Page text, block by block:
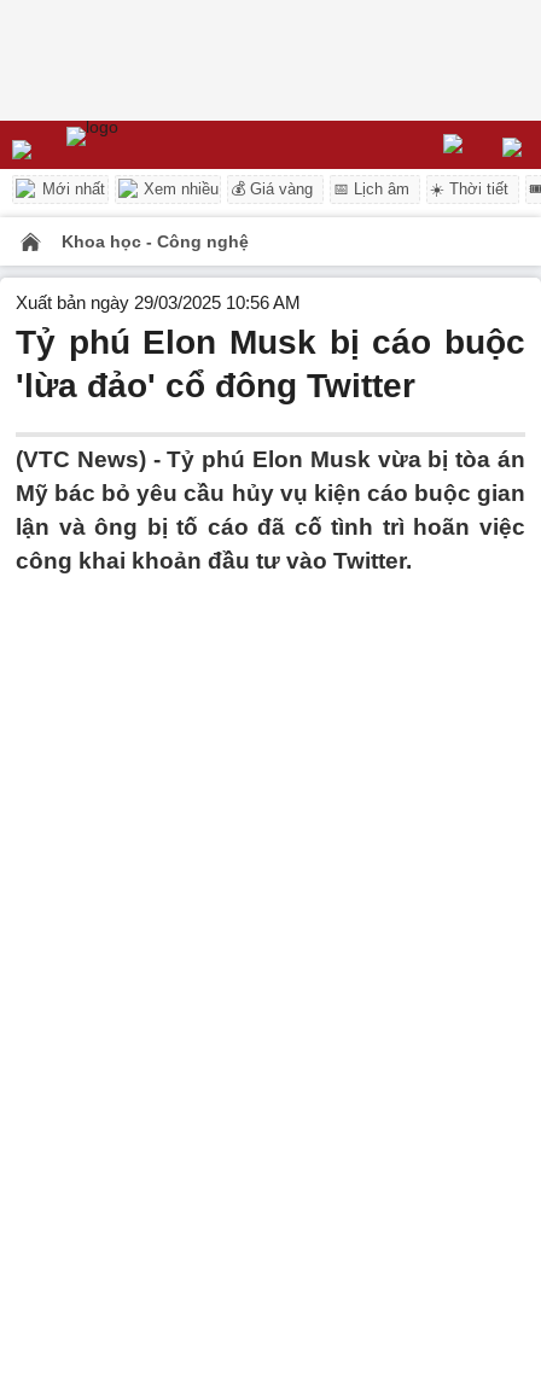
Mới nhất Xem nhiều 💰 Giá vàng 📅 Lịch âm ☀️ Thời tiết
Khoa học - Công nghệ
Xuất bản ngày 29/03/2025 10:56 AM
Tỷ phú Elon Musk bị cáo buộc
'lừa đảo' cổ đông Twitter
(VTC News) -Tỷ phú Elon Musk vừa bị tòa án
Mỹ bác bỏ yêu cầu hủy vụ kiện cáo buộc gian
lận và ông bị tố cáo đã cố tình trì hoãn việc
công khai khoản đầu tư vào Twitter.